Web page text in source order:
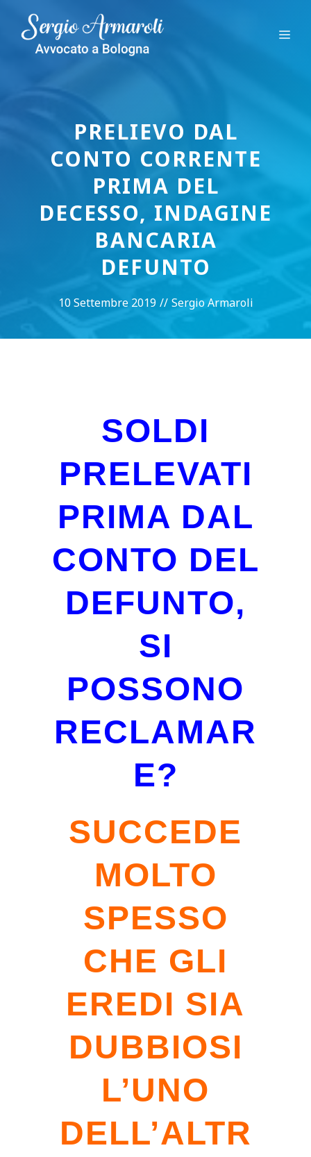
contenuto
PRELIEVO DAL
CONTO CORRENTE
PRIMA DEL
DECESSO, INDAGINE
BANCARIA
DEFUNTO
10 Settembre 2019 // Sergio Armaroli
SOLDI
PRELEVATI
PRIMA DAL
CONTO DEL
DEFUNTO,
SI
POSSONO
RECLAMAR
E?
SUCCEDE
MOLTO
SPESSO
CHE GLI
EREDI SIA
DUBBIOSI
L’UNO
DELL’ALTR